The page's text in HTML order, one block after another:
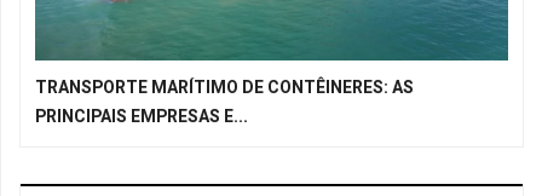
TRANSPORTE MARÍTIMO DE CONTÊINERES: AS
PRINCIPAIS EMPRESAS E...